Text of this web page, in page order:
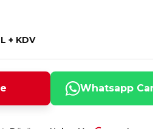
+ KDV
Whatsapp